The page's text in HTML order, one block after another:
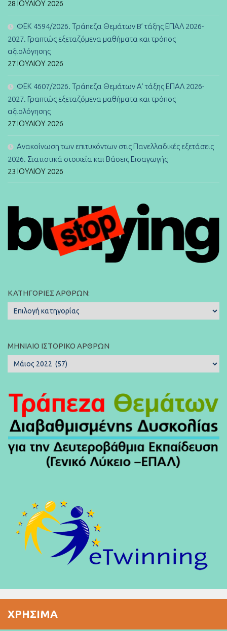
28 ΙΟΥΛΊΟΥ 2026
ΦΕΚ 4594/2026. Τράπεζα Θεμάτων B’ τάξης ΕΠΑΛ 2026-
2027. Γραπτώς εξεταζόμενα μαθήματα και τρόπος
αξιολόγησης
27 ΙΟΥΛΊΟΥ 2026
ΦΕΚ 4607/2026. Τράπεζα Θεμάτων Α’ τάξης ΕΠΑΛ 2026-
2027. Γραπτώς εξεταζόμενα μαθήματα και τρόπος
αξιολόγησης
27 ΙΟΥΛΊΟΥ 2026
Ανακοίνωση των επιτυχόντων στις Πανελλαδικές εξετάσεις
2026. Στατιστικά στοιχεία και Βάσεις Εισαγωγής
23 ΙΟΥΛΊΟΥ 2026
ΚΑΤΗΓΟΡΊΕΣ ΆΡΘΡΩΝ:
Κατηγορίες
Άρθρων:
ΜΗΝΙΑΊΟ ΙΣΤΟΡΙΚΌ ΆΡΘΡΩΝ
Μηνιαίο
Ιστορικό
ΧΡΉΣΙΜΑ